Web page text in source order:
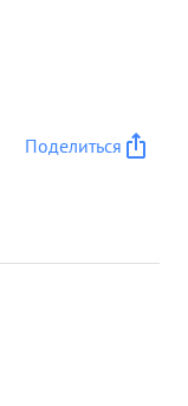
Поделиться